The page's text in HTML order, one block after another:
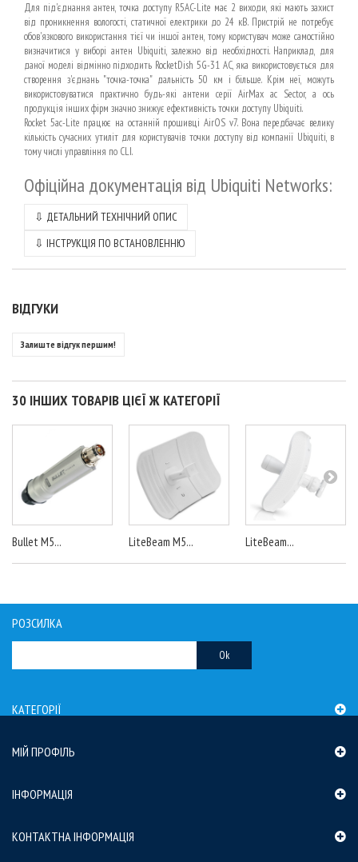
Для під'єднання антен, точка доступу R5AC-Lite має 2 виходи, які мають захист
від проникнення вологості, статичної електрики до 24 кВ. Пристрій не потребує
обов'язкового використання тієї чи іншої антен, тому користувач може самостійно
визначитися у виборі антен Ubiquiti, залежно від необхідності. Наприклад, для
даної моделі відмінно підходить RocketDish 5G-31 AC, яка використовується для
створення з'єднань "точка-точка" дальність 50 км і більше. Крім неї, можуть
використовуватися практично будь-які антени серії AirMax ac Sector, а ось
продукція інших фірм значно знижує ефективність точки доступу Ubiquiti.
Rocket 5ac-Lite працює на останній прошивці AirOS v7. Вона передбачає велику
кількість сучасних утиліт для користувачів точки доступу від компанії Ubiquiti, в
тому числі управління по CLI.
Офіційна документація від Ubiquiti Networks:
⇩ ДЕТАЛЬНИЙ ТЕХНІЧНИЙ ОПИС
⇩ ІНСТРУКЦІЯ ПО ВСТАНОВЛЕННЮ
ВІДГУКИ
Залиште відгук першим!
30 ІНШИХ ТОВАРІВ ЦІЄЇ Ж КАТЕГОРІЇ
Bullet M5... LiteBeam M5... LiteBeam...
РОЗСИЛКА
Ok
КАТЕГОРІЇ
МІЙ ПРОФІЛЬ
ІНФОРМАЦІЯ
КОНТАКТНА ІНФОРМАЦІЯ